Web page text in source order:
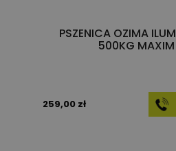
PSZENICA OZIMA
500KG
259,00 zł